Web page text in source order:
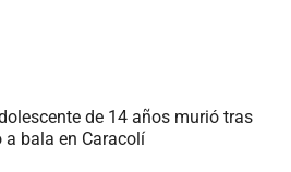
de 14 años murió tras
a bala en Caracolí